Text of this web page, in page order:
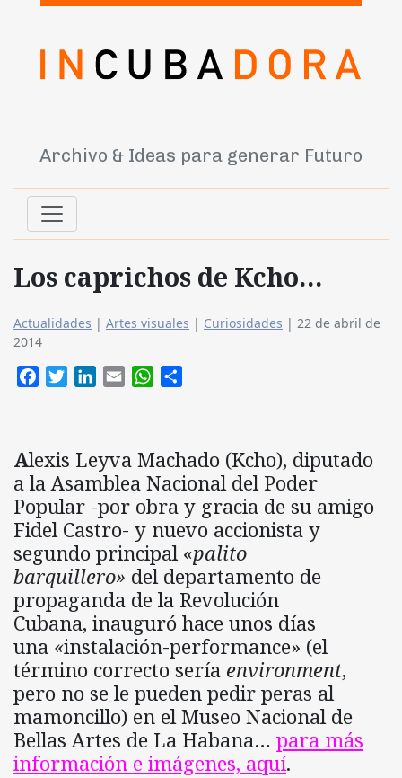
Archivo & Ideas para generar Futuro
Los caprichos de Kcho…
Actualidades | Artes visuales | Curiosidades | 22 de abril de
2014
FacebookTwitterLinkedIn
Email WhatsApp
Alexis Leyva Machado (Kcho), diputado
a la Asamblea Nacional del Poder
Popular -por obra y gracia de su amigo
Fidel Castro- y nuevo accionista y
segundo principal «palito
barquillero» del departamento de
propaganda de la Revolución
Cubana, inauguró hace unos días
una «instalación-performance» (el
término correcto sería environment,
pero no se le pueden pedir peras al
mamoncillo) en el Museo Nacional de
Bellas Artes de La Habana… para más
información e imágenes, aquí.